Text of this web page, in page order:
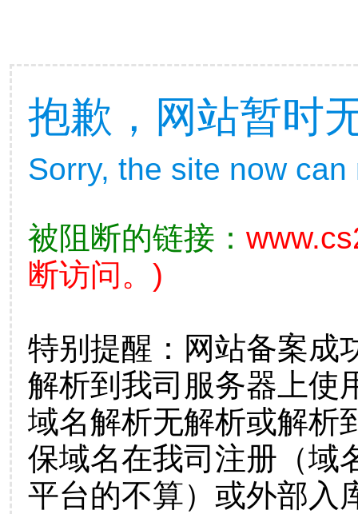
抱歉，网站暂时
Sorry, the site now
被阻断的链接：
断访问。)
特别提醒：网站备案成
解析到我司服务器上使
域名解析无解析或解析
保域名在我司注册（域
平台的不算）或外部入